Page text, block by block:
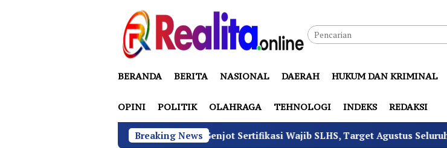
BERANDA BERITA NASIONAL DAERAH HUKUM DAN KRIMINAL
OPINI POLITIK OLAHRAGA TEHNOLOGI INDEKS REDAKSI
Breaking News
di Bawah Sudaryono Genjot Sertifikasi Wajib SLHS, Target Agustus Seluruh SPPG Layak Operasi